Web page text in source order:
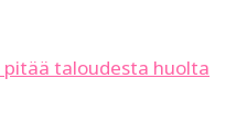
taloudesta huolta